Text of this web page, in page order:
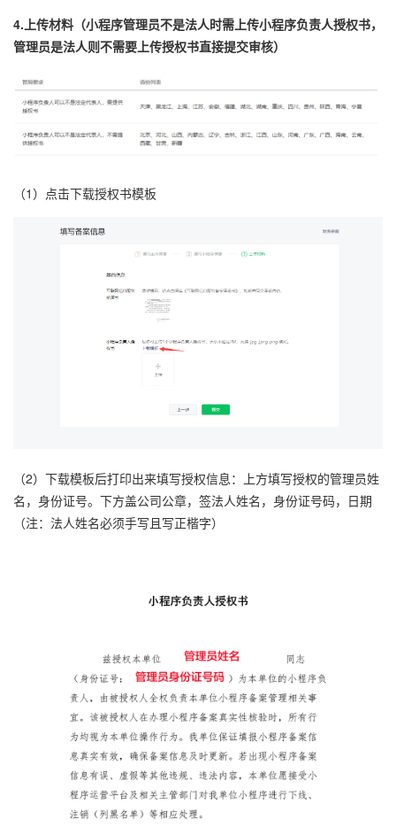
4.上传材料（小程序管理员不是法人时需上传小程序负责人授权书，
管理员是法人则不需要上传授权书直接提交审核）
（1）点击下载授权书模板
（2）下载模板后打印出来填写授权信息：上方填写授权的管理员姓
名，身份证号。下方盖公司公章，签法人姓名，身份证号码，日期
（注：法人姓名必须手写且写正楷字）